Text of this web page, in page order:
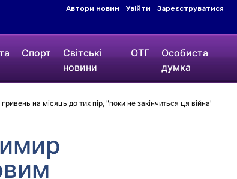
Автори новин Увійти Зареєструватися
Спорт
Світські
новини
ОТГ
Особиста
думка
на місяць до тих пір, "поки не закінчиться ця війна"